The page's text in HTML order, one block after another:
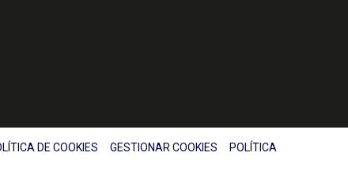
DE COOKIES GESTIONAR COOKIES
POLÍTICA